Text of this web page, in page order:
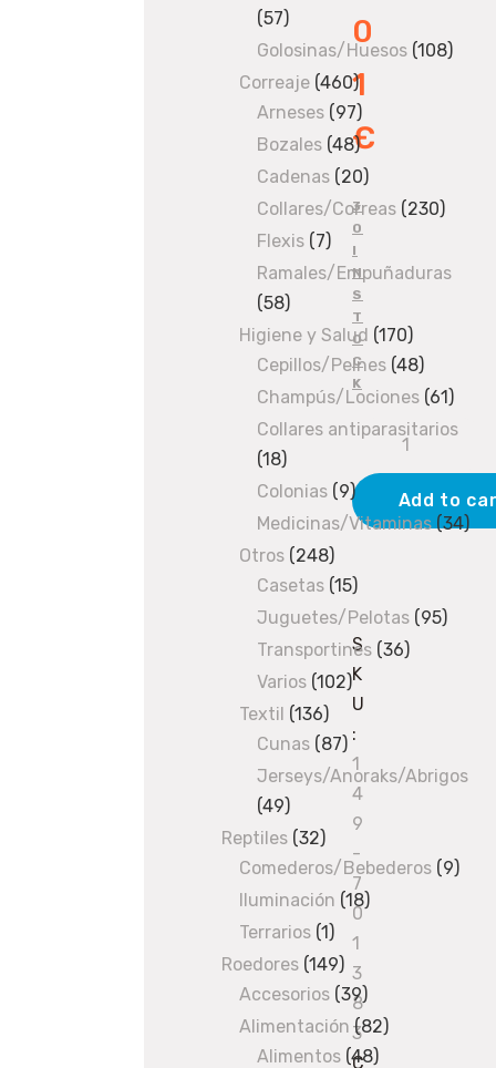
0
1
€
3
0
I
N
S
T
O
C
K
Panizo
rama
1kg
Add to
S
K
U
:
1
4
9
-
7
0
1
3
8
3
C
5757
products
Golosinas/Huesos 108108
Correaje 460460
products
Arneses 9797
products
Bozales 4848
products
Cadenas 2020
products
Collares/Correas 230230
Flexis 77
products
Ramales/Empuñaduras
5858
products
Higiene y Salud 170170
products
Cepillos/Peines 4848
products
Champús/Lociones 6161
Collares antiparasitarios
1818
products
Colonias 99
products
Medicinas/Vitaminas 3434
Otros 248248
products
Casetas 1515
products
Juguetes/Pelotas 9595
Transportines 3636
Varios 102102
products
Textil 136136
products
Cunas 8787
products
Jerseys/Anoraks/Abrigos
4949
products
Reptiles 3232
products
Comederos/Bebederos 99
Iluminación 1818
Terrarios 11
product
Roedores 149149
products
Accesorios 3939
products
Alimentación 8282
Alimentos 4848